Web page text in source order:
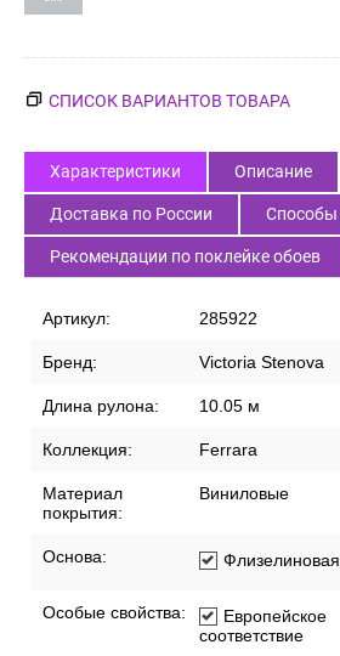
СПИСОК ВАРИАНТОВ ТОВАРА
Характеристики Описание
Доставка по России
Рекомендации по поклейке обоев
Артикул: 285922
Бренд: Victoria Stenova
Длина рулона: 10.05 м
Коллекция: Ferrara
Материал
покрытия:
Виниловые
Основа: Флизелиновая
Особые свойства:
Европейское
соответствие